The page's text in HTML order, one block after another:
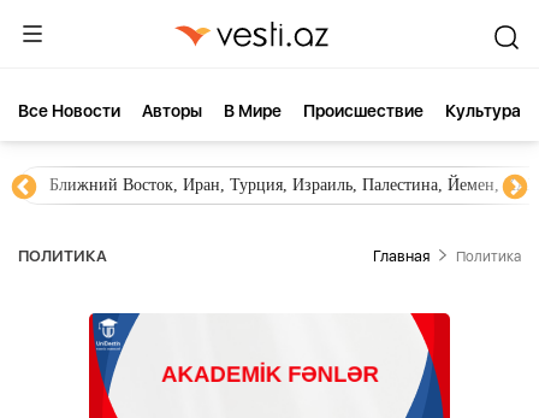
Все Новости Aвторы В Мире Происшествие Культура
Ближний Восток, Иран, Турция, Израиль, Палестина, Йемен,
ПОЛИТИКА Главная Политика